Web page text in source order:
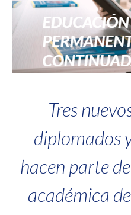
Tres
diplomados
hacen parte
académica